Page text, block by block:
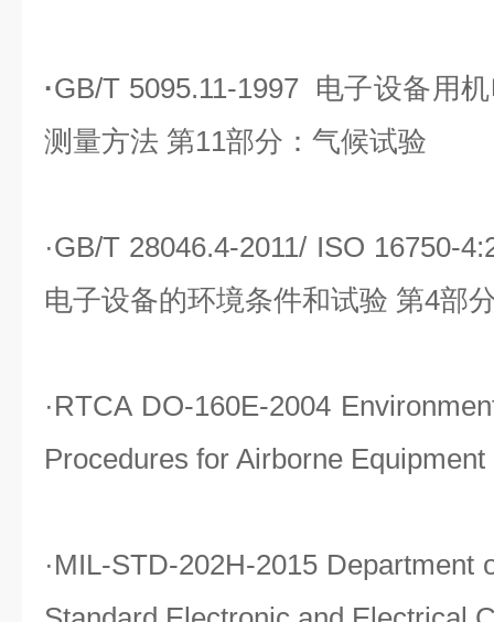
·GB/T 5095.11-1997 电子设备用
测量方法 第11部分：气候试验
·GB/T 28046.4-2011/ ISO 16750-
电子设备的环境条件和试验 第4部
·RTCA DO-160E-2004
Procedures for Airborne Equipment
·MIL-STD-202H-2015 Department